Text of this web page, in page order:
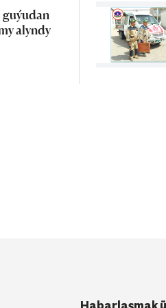
guýudan
alyndy